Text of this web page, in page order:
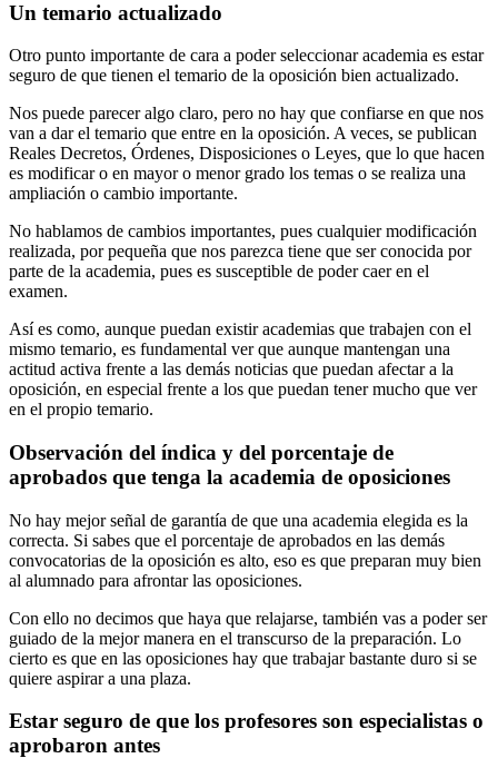
Un temario actualizado
Otro punto importante de cara a poder seleccionar academia es estar
seguro de que tienen el temario de la oposición bien actualizado.
Nos puede parecer algo claro, pero no hay que confiarse en que nos
van a dar el temario que entre en la oposición. A veces, se publican
Reales Decretos, Órdenes, Disposiciones o Leyes, que lo que hacen
es modificar o en mayor o menor grado los temas o se realiza una
ampliación o cambio importante.
No hablamos de cambios importantes, pues cualquier modificación
realizada, por pequeña que nos parezca tiene que ser conocida por
parte de la academia, pues es susceptible de poder caer en el
examen.
Así es como, aunque puedan existir academias que trabajen con el
mismo temario, es fundamental ver que aunque mantengan una
actitud activa frente a las demás noticias que puedan afectar a la
oposición, en especial frente a los que puedan tener mucho que ver
en el propio temario.
Observación del índica y del porcentaje de
aprobados que tenga la academia de oposiciones
No hay mejor señal de garantía de que una academia elegida es la
correcta. Si sabes que el porcentaje de aprobados en las demás
convocatorias de la oposición es alto, eso es que preparan muy bien
al alumnado para afrontar las oposiciones.
Con ello no decimos que haya que relajarse, también vas a poder ser
guiado de la mejor manera en el transcurso de la preparación. Lo
cierto es que en las oposiciones hay que trabajar bastante duro si se
quiere aspirar a una plaza.
Estar seguro de que los profesores son especialistas o
aprobaron antes